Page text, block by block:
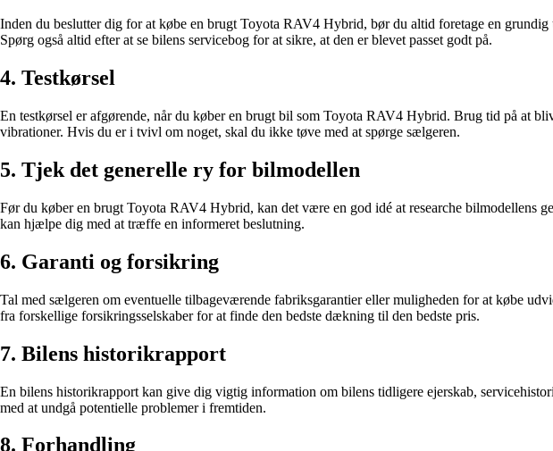
Inden du beslutter dig for at købe en brugt Toyota RAV4 Hybrid, bør du altid foretage en
Spørg også altid efter at se bilens servicebog for at sikre, at den er blevet passet godt på.
4. Testkørsel
En testkørsel er afgørende, når du køber en brugt bil som Toyota RAV4 Hybrid. Brug tid på at
vibrationer. Hvis du er i tvivl om noget, skal du ikke tøve med at spørge sælgeren.
5. Tjek det generelle ry for bilmodellen
Før du køber en brugt Toyota RAV4 Hybrid, kan det være en god idé at researche bilmodellens
kan hjælpe dig med at træffe en informeret beslutning.
6. Garanti og forsikring
Tal med sælgeren om eventuelle tilbageværende fabriksgarantier eller muligheden for at købe
fra forskellige forsikringsselskaber for at finde den bedste dækning til den bedste pris.
7. Bilens historikrapport
En bilens historikrapport kan give dig vigtig information om bilens tidligere ejerskab,
med at undgå potentielle problemer i fremtiden.
8. Forhandling